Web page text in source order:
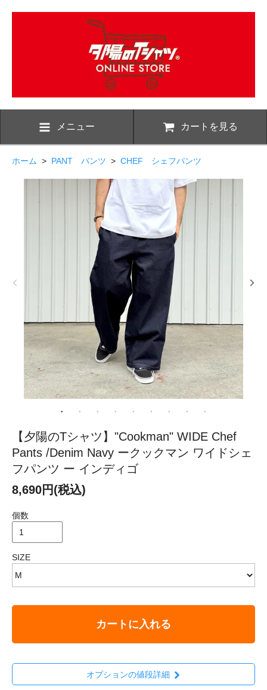
メニュー カートを見る
ホーム > PANT パンツ > CHEF シェフパンツ
【夕陽のTシャツ】"Cookman" WIDE Chef
Pants /Denim Navy ークックマン ワイドシェ
フパンツ ー インディゴ
8,690円(税込)
個数
SIZE
カートに入れる
オプションの値段詳細